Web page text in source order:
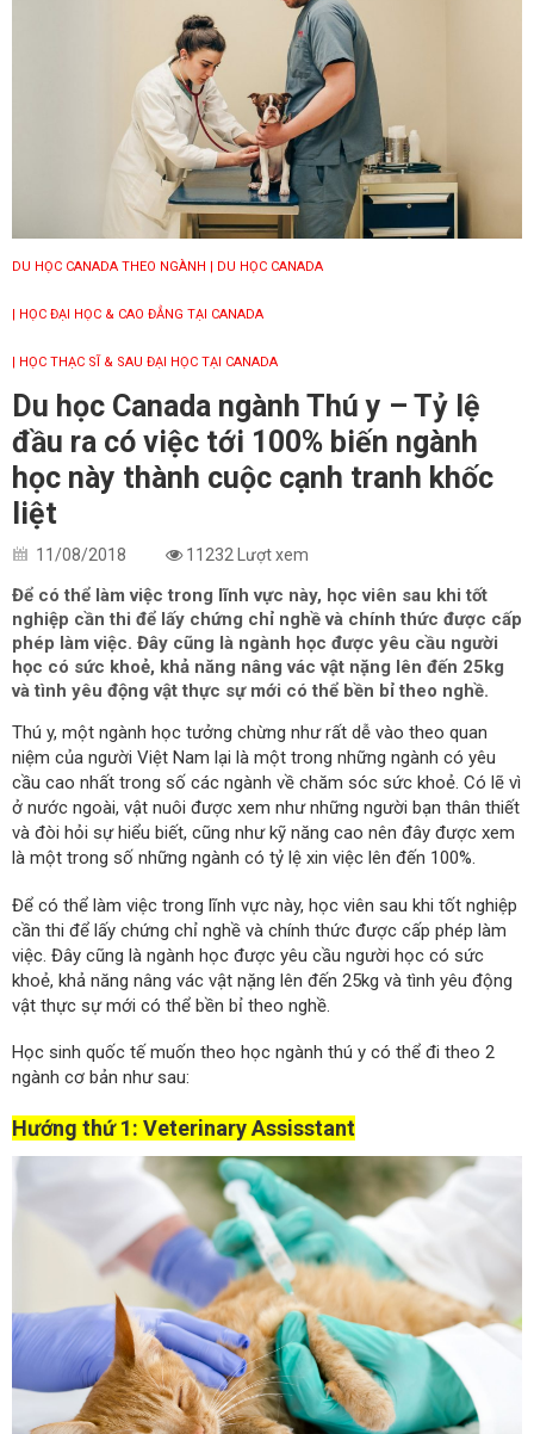
DU HỌC CANADA THEO NGÀNH | DU HỌC CANADA
| HỌC ĐẠI HỌC & CAO ĐẲNG TẠI CANADA
| HỌC THẠC SĨ & SAU ĐẠI HỌC TẠI CANADA
Du học Canada ngành Thú y – Tỷ lệ
đầu ra có việc tới 100% biến ngành
học này thành cuộc cạnh tranh khốc
liệt
11/08/2018 11232 Lượt xem
Để có thể làm việc trong lĩnh vực này, học viên sau khi tốt
nghiệp cần thi để lấy chứng chỉ nghề và chính thức được cấp
phép làm việc. Đây cũng là ngành học được yêu cầu người
học có sức khoẻ, khả năng nâng vác vật nặng lên đến 25kg
và tình yêu động vật thực sự mới có thể bền bỉ theo nghề.
Thú y, một ngành học tưởng chừng như rất dễ vào theo quan
niệm của người Việt Nam lại là một trong những ngành có yêu
cầu cao nhất trong số các ngành về chăm sóc sức khoẻ. Có lẽ vì
ở nước ngoài, vật nuôi được xem như những người bạn thân thiết
và đòi hỏi sự hiểu biết, cũng như kỹ năng cao nên đây được xem
là một trong số những ngành có tỷ lệ xin việc lên đến 100%.
Để có thể làm việc trong lĩnh vực này, học viên sau khi tốt nghiệp
cần thi để lấy chứng chỉ nghề và chính thức được cấp phép làm
việc. Đây cũng là ngành học được yêu cầu người học có sức
khoẻ, khả năng nâng vác vật nặng lên đến 25kg và tình yêu động
vật thực sự mới có thể bền bỉ theo nghề.
Học sinh quốc tế muốn theo học ngành thú y có thể đi theo 2
ngành cơ bản như sau:
Hướng thứ 1: Veterinary Assisstant